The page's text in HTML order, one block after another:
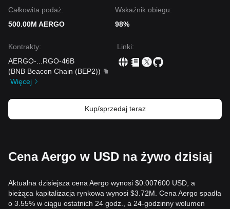
Całkowita podaż:
500.00M AERGO
Wskaźnik obiegu:
98%
Kontrakty:
AERGO-
RGO-46B
(BNB Beacon Chain (BEP2))
Więcej
Linki:
Kup/sprzedaj teraz
Cena Aergo w USD na żywo dzisiaj
Aktualna dzisiejsza cena Aergo wynosi $0.007600 USD, a
bieżąca kapitalizacja rynkowa wynosi $3.72M. Cena Aergo spadła
o 3.55% w ciągu ostatnich 24 godz., a 24-godzinny wolumen